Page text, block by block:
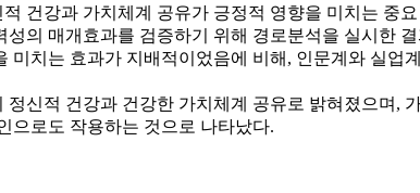
건강과 가치체계 공유가 긍정적 영향을 미치는 중
의 매개효과를 검증하기 위해 경로분석을 실시한
치는 효과가 지배적이었음에 비해, 인문계와 실업
신적 건강과 건강한 가치체계 공유로 밝혀졌으며,
으로도 작용하는 것으로 나타났다.